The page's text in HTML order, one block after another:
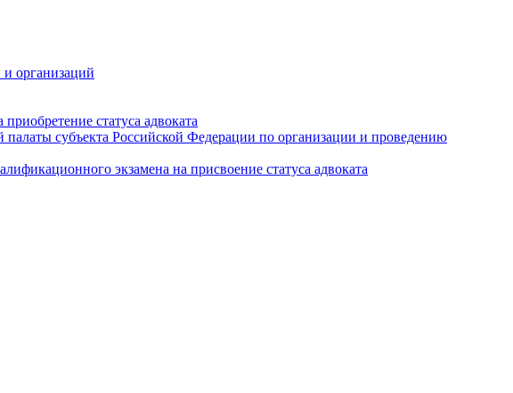
организаций
статуса адвоката
субъекта Российской Федерации по организации и проведению
экзамена на присвоение статуса адвоката